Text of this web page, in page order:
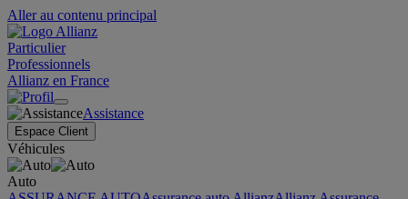
Aller au contenu principal
Particulier
Professionnels
Allianz en France
Assistance
Espace Client
Véhicules
Auto